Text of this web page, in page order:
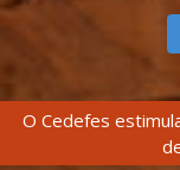
O Cedefes